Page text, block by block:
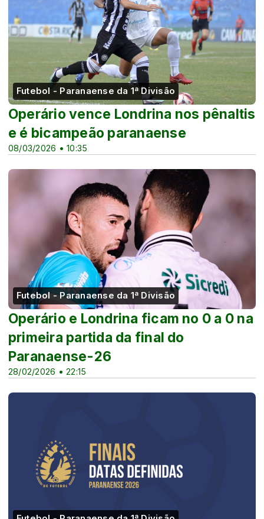
Futebol - Paranaense da 1ª Divisão
08/03/2026 • 10:35
Operário vence Londrina nos pênaltis
e é bicampeão paranaense
Futebol - Paranaense da 1ª Divisão
28/02/2026 • 22:15
Operário e Londrina ficam no 0 a 0 na
primeira partida da final do
Paranaense-26